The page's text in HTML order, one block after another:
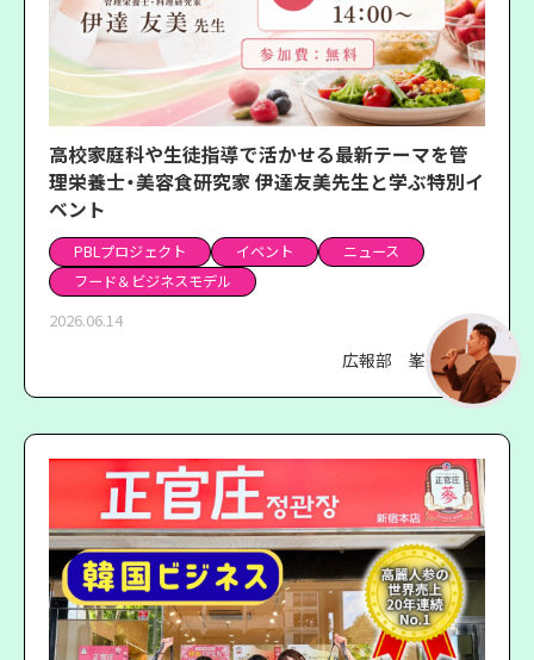
高校家庭科や生徒指導で活かせる最新テーマを管
理栄養士・美容食研究家 伊達友美先生と学ぶ特別イ
ベント
PBLプロジェクト イベント
ニュース
フード＆ビジネスモデル
2026.06.14
広報部 峯